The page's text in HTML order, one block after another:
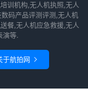
训机构,无人机执照,无人
码产品评测评测,无人机
餐,无人机应急救援,无人
演等.
于航拍网 